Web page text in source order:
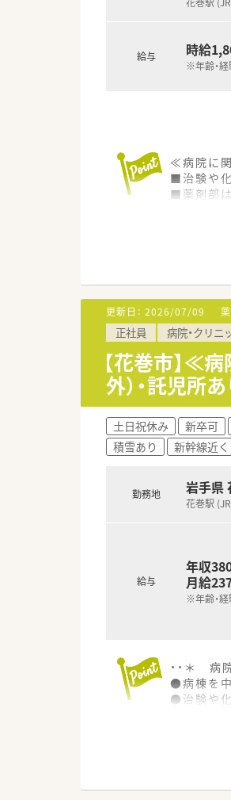
給与 時給
※年齢・
≪病院に
■治験や化
■薬剤部
■薬剤部
＼2021年
『地域の
てきた結
男性女性
更新日： 2026/07/09
正社員 病院・クリニ
【花巻市】≪
外）・託児所
土日祝休み 新卒可
積雪あり
新幹線近く
勤務地 岩手県
花巻駅
給与
年収
月給
※年齢・
・・＊ 病
●病棟を中
●治験や化
薬局長は
経験が浅
●また、